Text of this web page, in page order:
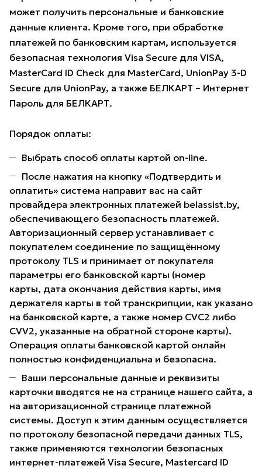
может получить персональные и банковские
данные клиента. Кроме того, при обработке
платежей по банковским картам, используется
безопасная технология Visa Secure для VISA,
MasterCard ID Check для MasterCard, UnionPay 3-D
Secure для UnionPay, а также БЕЛКАРТ – Интернет
Пароль для БЕЛКАРТ.
Порядок оплаты:
Выбрать способ оплаты картой on-line.
После нажатия на кнопку «Подтвердить и
оплатить» система направит вас на сайт
провайдера электронных платежей belassist.by,
обеспечивающего безопасность платежей.
Авторизационный сервер устанавливает с
покупателем соединение по защищённому
протоколу TLS и принимает от покупателя
параметры его банковской карты (номер
карты, дата окончания действия карты, имя
держателя карты в той транскрипции, как указано
на банковской карте, а также номер CVC2 либо
CVV2, указанные на обратной стороне карты).
Операция оплаты банковской картой онлайн
полностью конфиденциальна и безопасна.
Ваши персональные данные и реквизиты
карточки вводятся не на странице нашего сайта, а
на авторизационной странице платежной
системы. Доступ к этим данным осуществляется
по протоколу безопасной передачи данных TLS,
также применяются технологии безопасных
интернет-платежей Visa Secure, Mastercard ID